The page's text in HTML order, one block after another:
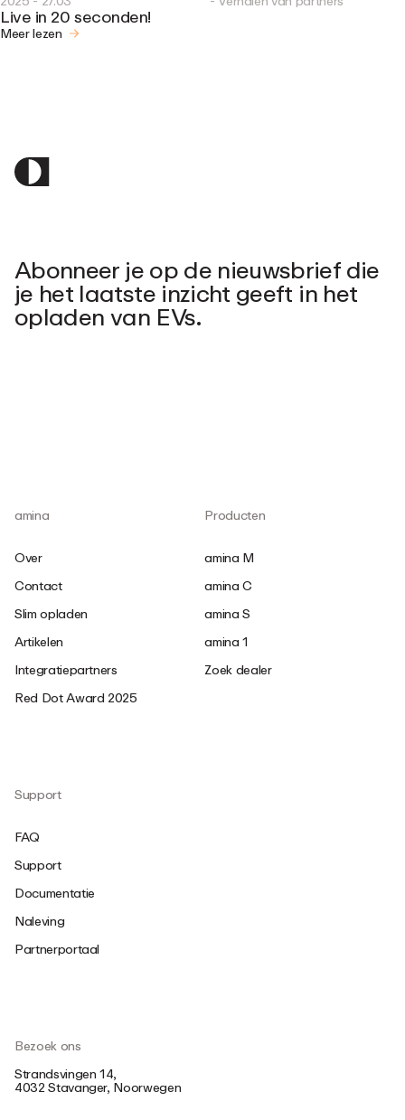
Live in 20 seconden!
Meer lezen
Abonneer je op de nieuwsbrief die
je het laatste inzicht geeft in het
opladen van EVs.
amina
Over
Contact
Slim opladen
Artikelen
Integratiepartners
Red Dot Award 2025
Producten
amina M
amina C
amina S
amina 1
Zoek dealer
Support
FAQ
Support
Documentatie
Naleving
Partnerportaal
Bezoek ons
Strandsvingen 14,
4032 Stavanger, Noorwegen